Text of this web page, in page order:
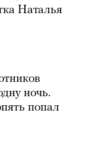
Наталья
ночь.
попал